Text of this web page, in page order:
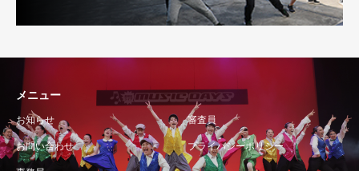
メニュー
お知らせ 審査員
お問い合わせ プライバシーポリシー